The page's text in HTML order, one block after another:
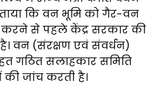
कि वन भूमि को गैर-वन
करने से पहले केंद्र सरकार की
वन (संरक्षण एवं संवर्धन)
गठित सलाहकार समिति
की जांच करती है।